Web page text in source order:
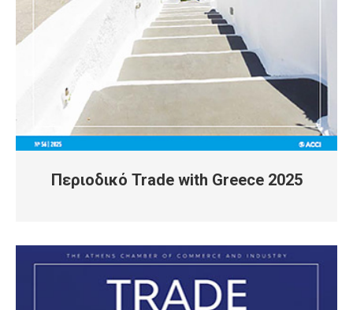
Περιοδικό Trade with Greece 2025